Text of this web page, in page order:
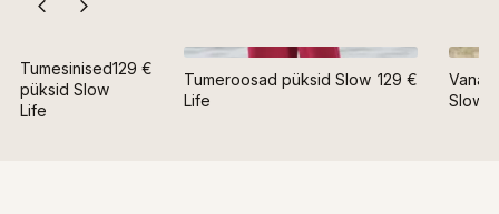
Tumesinised
püksid Slow
Life
129 €
Tumeroosad püksid Slow
Life
129 €
Slow